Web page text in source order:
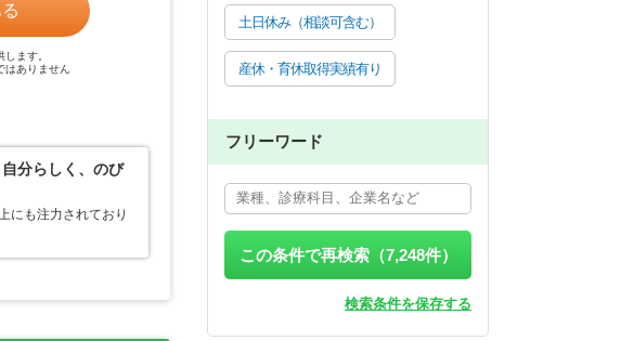
ます。
はありません
分らしく、のび
にも注力されており
土日休み（相談可含む）
産休・育休取得実績有り
フリーワード
この条件で再検索（7,248件）
検索条件を保存する